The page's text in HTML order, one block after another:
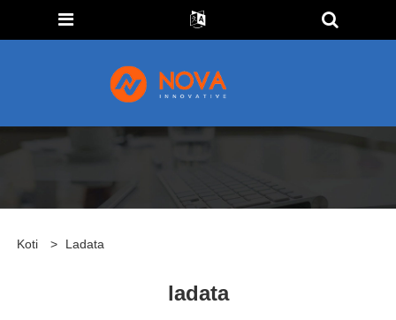
Koti > Ladata
ladata